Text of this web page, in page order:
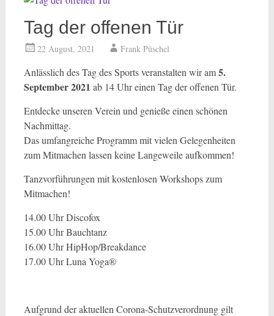
Tag der offenen Tür
22 August, 2021 Frank Püschel
Anlässlich des Tag des Sports veranstalten wir am5.
September 2021 ab 14 Uhr einen Tag der offenen Tür.
Entdecke unseren Verein und genieße einen schönen
Nachmittag.
Das umfangreiche Programm mit vielen Gelegenheiten
zum Mitmachen lassen keine Langeweile aufkommen!
Tanzvorführungen mit kostenlosen Workshops zum
Mitmachen!
14.00 Uhr Discofox
15.00 Uhr Bauchtanz
16.00 Uhr HipHop/Breakdance
17.00 Uhr Luna Yoga®
Aufgrund der aktuellen Corona-Schutzverordnung gilt